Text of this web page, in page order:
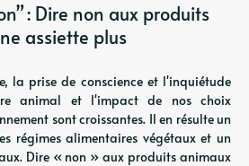
: Dire non aux produits
assiette plus
la prise de conscience et l'inquiétude
animal et l'impact de nos choix
sont croissantes. Il en résulte un
régimes alimentaires végétaux et un
Dire « non » aux produits animaux